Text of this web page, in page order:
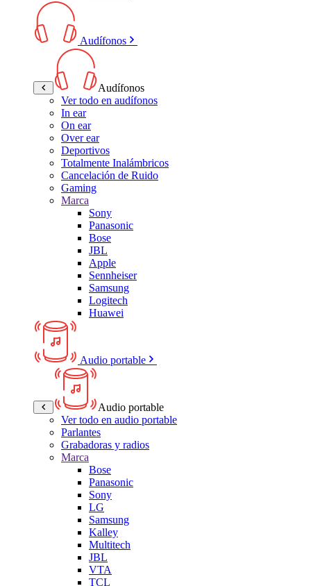
Audífonos
Audífonos
Ver todo en audífonos
In ear
On ear
Over ear
Deportivos
Totalmente Inalámbricos
Cancelación de Ruido
Gaming
Marca
Sony
Panasonic
Bose
JBL
Apple
Sennheiser
Samsung
Logitech
Huawei
Audio portable
Audio portable
Ver todo en audio portable
Parlantes
Grabadoras y radios
Marca
Bose
Panasonic
Sony
LG
Samsung
Kalley
Multitech
JBL
VTA
TCL